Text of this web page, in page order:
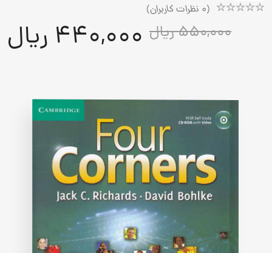
(
0 نظرات کاربران)
550,000 ریال 440,000 ریال